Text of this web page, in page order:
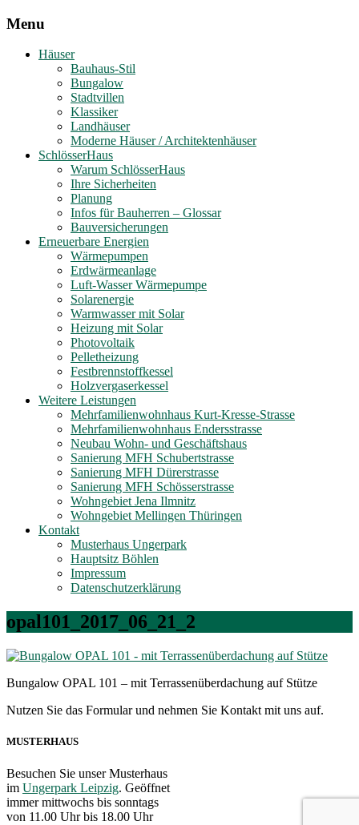
Menu
Häuser
Bauhaus-Stil
Bungalow
Stadtvillen
Klassiker
Landhäuser
Moderne Häuser / Architektenhäuser
SchlösserHaus
Warum SchlösserHaus
Ihre Sicherheiten
Planung
Infos für Bauherren – Glossar
Bauversicherungen
Erneuerbare Energien
Wärmepumpen
Erdwärmeanlage
Luft-Wasser Wärmepumpe
Solarenergie
Warmwasser mit Solar
Heizung mit Solar
Photovoltaik
Pelletheizung
Festbrennstoffkessel
Holzvergaserkessel
Weitere Leistungen
Mehrfamilienwohnhaus Kurt-Kresse-Strasse
Mehrfamilienwohnhaus Endersstrasse
Neubau Wohn- und Geschäftshaus
Sanierung MFH Schubertstrasse
Sanierung MFH Dürerstrasse
Sanierung MFH Schösserstrasse
Wohngebiet Jena Ilmnitz
Wohngebiet Mellingen Thüringen
Kontakt
Musterhaus Ungerpark
Hauptsitz Böhlen
Impressum
Datenschutzerklärung
opal101_2017_06_21_2
Bungalow OPAL 101 – mit Terrassenüberdachung auf Stütze
Nutzen Sie das Formular und nehmen Sie Kontakt mit uns auf.
MUSTERHAUS
Besuchen Sie unser Musterhaus
im Ungerpark Leipzig. Geöffnet
immer mittwochs bis sonntags
von 11.00 Uhr bis 18.00 Uhr